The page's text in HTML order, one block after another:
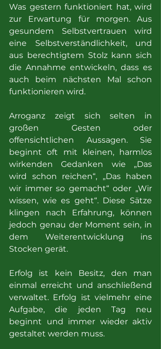
Was gestern funktioniert hat, wird
zur Erwartung für morgen. Aus
gesundem Selbstvertrauen wird
eine Selbstverständlichkeit, und
aus berechtigtem Stolz kann sich
die Annahme entwickeln, dass es
auch beim nächsten Mal schon
funktionieren wird.
Arroganz zeigt sich selten in
großen Gesten oder
offensichtlichen Aussagen. Sie
beginnt oft mit kleinen, harmlos
wirkenden Gedanken wie „Das
wird schon reichen“, „Das haben
wir immer so gemacht“ oder „Wir
wissen, wie es geht“. Diese Sätze
klingen nach Erfahrung, können
jedoch genau der Moment sein, in
dem Weiterentwicklung ins
Stocken gerät.
Erfolg ist kein Besitz, den man
einmal erreicht und anschließend
verwaltet. Erfolg ist vielmehr eine
Aufgabe, die jeden Tag neu
beginnt und immer wieder aktiv
gestaltet werden muss.